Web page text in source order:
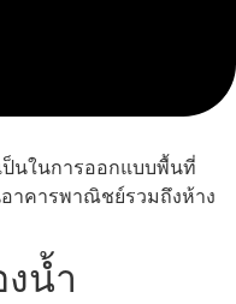
ป็นในการออกแบบพื้นที่
าคารพาณิชย์รวมถึงห้าง
น้ำ